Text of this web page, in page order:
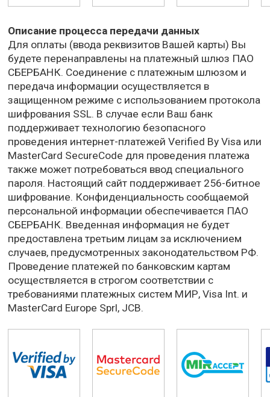
Описание процесса передачи данных
Для оплаты (ввода реквизитов Вашей карты) Вы
будете перенаправлены на платежный шлюз ПАО
СБЕРБАНК. Соединение с платежным шлюзом и
передача информации осуществляется в
защищенном режиме с использованием протокола
шифрования SSL. В случае если Ваш банк
поддерживает технологию безопасного
проведения интернет-платежей Verified By Visa или
MasterCard SecureCode для проведения платежа
также может потребоваться ввод специального
пароля. Настоящий сайт поддерживает 256-битное
шифрование. Конфиденциальность сообщаемой
персональной информации обеспечивается ПАО
СБЕРБАНК. Введенная информация не будет
предоставлена третьим лицам за исключением
случаев, предусмотренных законодательством РФ.
Проведение платежей по банковским картам
осуществляется в строгом соответствии с
требованиями платежных систем МИР, Visa Int. и
MasterCard Europe Sprl, JCB.